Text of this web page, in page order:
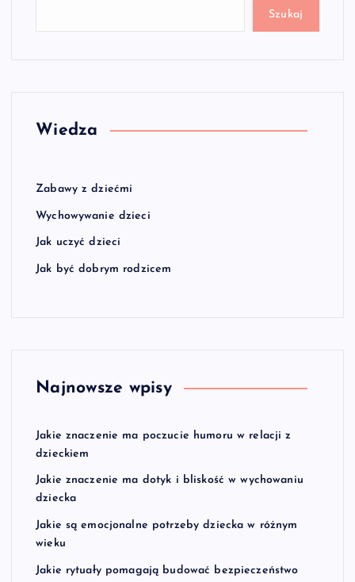
Szukaj
Wiedza
Zabawy z dziećmi
Wychowywanie dzieci
Jak uczyć dzieci
Jak być dobrym rodzicem
Najnowsze wpisy
Jakie znaczenie ma poczucie humoru w relacji z
dzieckiem
Jakie znaczenie ma dotyk i bliskość w wychowaniu
dziecka
Jakie są emocjonalne potrzeby dziecka w różnym
wieku
Jakie rytuały pomagają budować bezpieczeństwo